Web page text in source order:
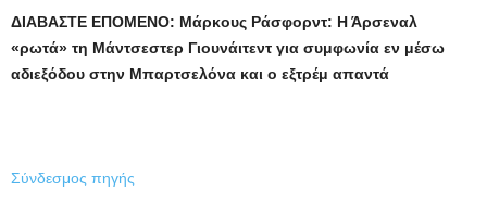
ΔΙΑΒΑΣΤΕ ΕΠΟΜΕΝΟ: Μάρκους Ράσφορντ: Η Άρσεναλ
«ρωτά» τη Μάντσεστερ Γιουνάιτεντ για συμφωνία εν μέσω
αδιεξόδου στην Μπαρτσελόνα και ο εξτρέμ απαντά
Σύνδεσμος πηγής